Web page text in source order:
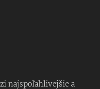
najspoľahlivejšie a